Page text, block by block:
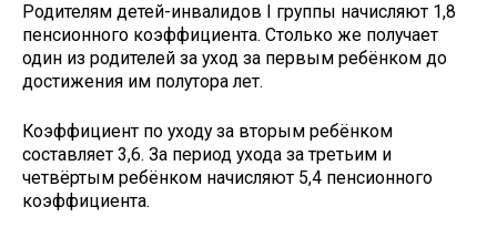
Родителям детей-инвалидов I группы начисляют 1,8
пенсионного коэффициента. Столько же получает
один из родителей за уход за первым ребёнком до
достижения им полутора лет.
Коэффициент по уходу за вторым ребёнком
составляет 3,6. За период ухода за третьим и
четвёртым ребёнком начисляют 5,4 пенсионного
коэффициента.